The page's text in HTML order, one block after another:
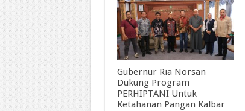
Gubernur Ria Norsan
Dukung Program
PERHIPTANI Untuk
Ketahanan Pangan Kalbar